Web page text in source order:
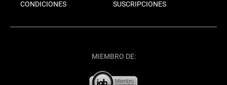
CONDICIONES
SUSCRIPCIONES
MIEMBRO DE: